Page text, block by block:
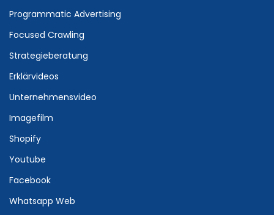
Programmatic Advertising
Focused Crawling
Strategieberatung
Erklärvideos
Unternehmensvideo
Imagefilm
Shopify
Youtube
Facebook
Whatsapp Web